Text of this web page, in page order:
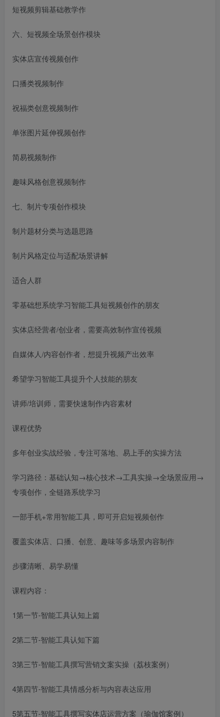
短视频剪辑基础教学作
六、短视频全场景创作模块
实体店宣传视频创作
口播类视频制作
祝福类创意视频制作
单张图片延伸视频创作
简易视频制作
趣味风格创意视频制作
七、制片专项创作模块
制片题材分类与选题思路
制片风格定位与适配场景讲解
适合人群
零基础想系统学习智能工具短视频创作的朋友
实体店经营者/创业者，需要高效制作宣传视频
自媒体人/内容创作者，想提升视频产出效率
希望学习智能工具提升个人技能的朋友
讲师/培训师，需要快速制作内容素材
课程优势
多年创业实战经验，专注可落地、易上手的实操方法
学习路径：基础认知→核心技术→工具实操→全场景应用→
专项创作，全链路系统学习
一部手机+常用智能工具，即可开启短视频创作
覆盖实体店、口播、创意、趣味等多场景内容制作
步骤清晰、易学易懂
课程内容：
1第一节-智能工具认知上篇
2第二节-智能工具认知下篇
3第三节-智能工具撰写营销文案实操（荔枝案例）
4第四节-智能工具情感分析与内容表达应用
5第五节-智能工具撰写实体店运营方案（瑜伽馆案例）